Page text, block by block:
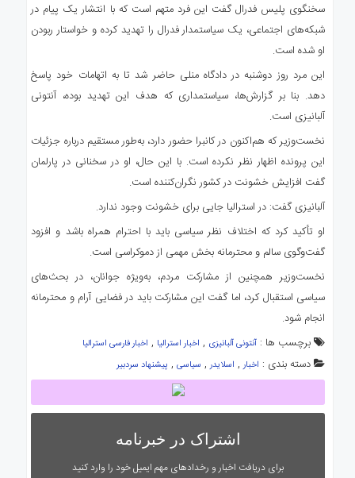
سخنگوی پلیس فدرال گفت این فرد متهم است که با انتشار یک پیام در
شبکه‌های اجتماعی، یک سیاستمدار فدرال را تهدید کرده و خواستار ربودن
او شده است.
این مرد روز دوشنبه در دادگاه منلی حاضر شد تا به اتهامات خود پاسخ
دهد. بنا بر گزارش‌ها، سیاستمداری که هدف این تهدید بوده، آنتونی
آلبانیزی است.
نخست‌وزیر که هم‌اکنون در کانبرا حضور دارد، به‌طور مستقیم درباره جزئیات
این پرونده اظهار نظر نکرده است. با این حال، او در سخنانی در پارلمان
گفت افزایش خشونت در کشور نگران‌کننده است.
آلبانیزی گفت: در استرالیا جایی برای خشونت وجود ندارد.
او تأکید کرد که اختلاف نظر سیاسی باید با احترام همراه باشد و افزود
گفت‌وگوی سالم و محترمانه بخش مهمی از دموکراسی است.
نخست‌وزیر همچنین از مشارکت مردم، به‌ویژه جوانان، در بحث‌های
سیاسی استقبال کرد، اما گفت این مشارکت باید در فضایی آرام و محترمانه
انجام شود.
برچسب ها : آنتونی آلبانیزی , اخبار استرالیا , اخبار فارسی استرالیا
دسته بندی : اخبار, اسلایدر, سیاسی, پیشنهاد سردبیر
اشتراک در خبرنامه
برای دریافت اخبار و رخدادهای مهم ایمیل خود را وارد کنید